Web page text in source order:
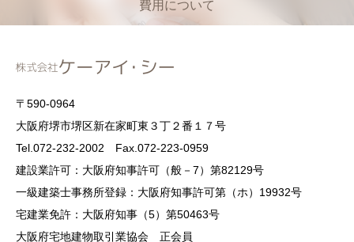
費用について
〒590-0964
大阪府堺市堺区新在家町東３丁２番１７号
Tel.072-232-2002 Fax.072-223-0959
建設業許可：大阪府知事許可（般－7）第82129号
一級建築士事務所登録：大阪府知事許可第（ホ）19932号
宅建業免許：大阪府知事（5）第50463号
大阪府宅地建物取引業協会 正会員